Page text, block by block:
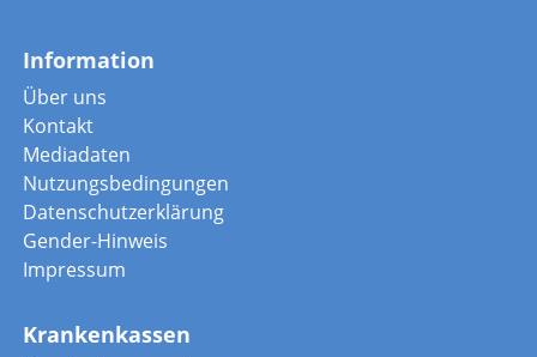
Information
Über uns
Kontakt
Mediadaten
Nutzungsbedingungen
Datenschutzerklärung
Gender-Hinweis
Impressum
Krankenkassen